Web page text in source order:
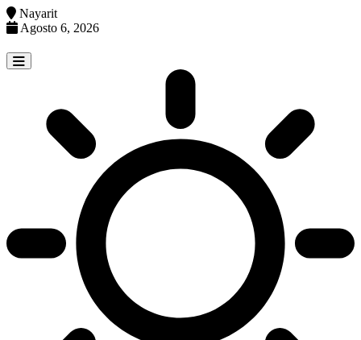
Nayarit
Agosto 6, 2026
to
content